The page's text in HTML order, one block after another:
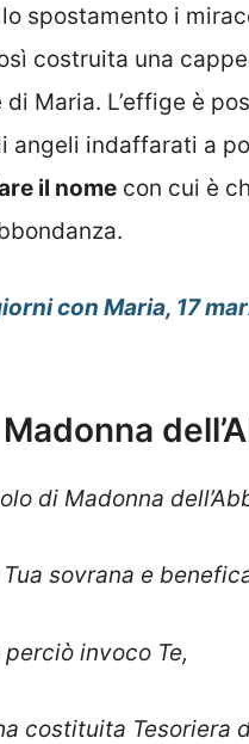
spostamento i
costruita una
Maria. L’effige è
angeli indaffarati a
il nome con cui è
con Maria, 17
di Madonna
sovrana e
invoco Te,
costituita Tesoriera